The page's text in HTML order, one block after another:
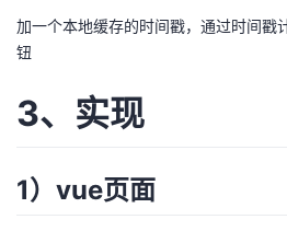
加一个本地缓存的时间戳，通过时间戳
钮
3、实现
1）vue页面